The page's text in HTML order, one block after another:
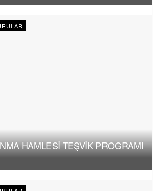
HAMLESİ TEŞVİK PROGRAMI